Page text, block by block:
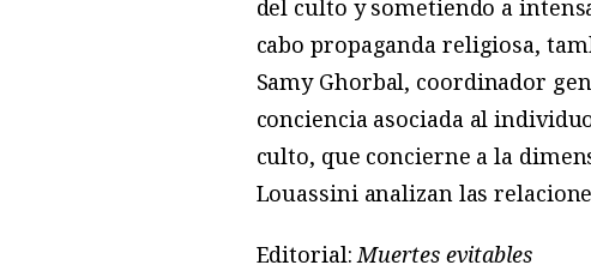
del culto y sometiendo a
cabo propaganda religiosa,
Samy Ghorbal, coordinador
conciencia asociada al
culto, que concierne a la
Louassini analizan las
Editorial:Muertes evitables